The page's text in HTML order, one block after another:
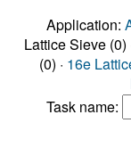
Application:
Lattice Sieve (0)
(0) · 16e
Task name: